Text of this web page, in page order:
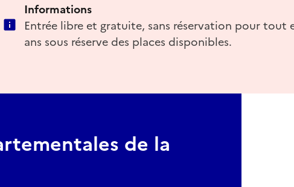
Informations
Entrée libre et gratuite, sans réservation pour tout
ans sous réserve des places disponibles.
de la